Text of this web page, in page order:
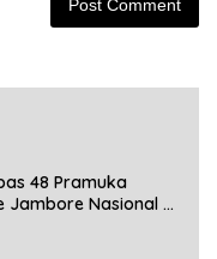
48 Pramuka
Nasional XII